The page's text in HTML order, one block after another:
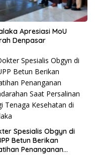
Apresiasi MoU
Denpasar
Spesialis Obgyn di
Betun Berikan
Penanganan